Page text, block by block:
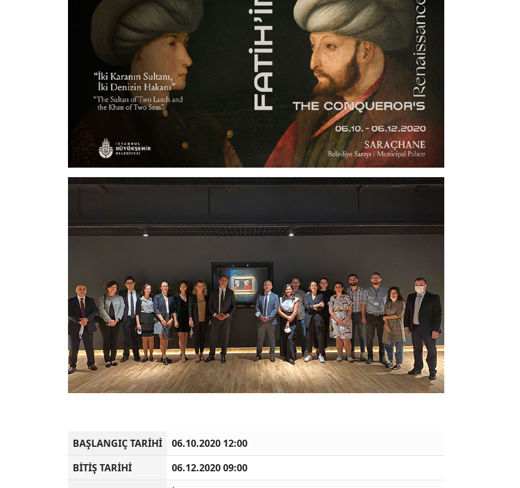
BAŞLANGIÇ TARİHİ
06.10.2020 12:00
BİTİŞ TARİHİ
06.12.2020 09:00